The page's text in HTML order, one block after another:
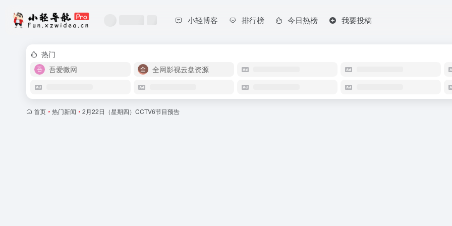
小轻博客 排行榜 今日热榜 我要投稿
热门
吾爱微网
全网影视云盘资源
首页 • 热门新闻 • 2月22日（星期四）CCTV6节目预告